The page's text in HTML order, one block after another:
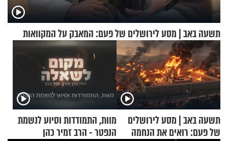
תשעה באב | מסע לירושלים של פעם: המאבק על המקוואות
תשעה באב | מסע לירושלים
של פעם: רואים את הנחמה
מוות, התמודדות וסיוע לנשמת
הנפטר - הרב זמיר כהן